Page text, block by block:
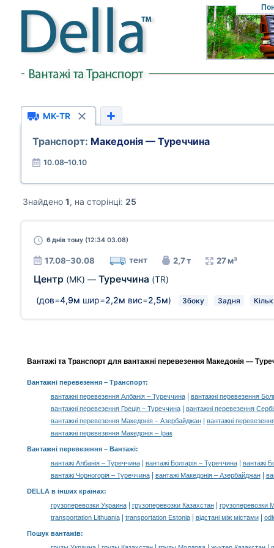
MK-TR
Транспорт: Македонія — Туреччина
10.08–10.10
Знайдено 1, на сторінці: 25
6 днів тому (12:34 03.08)
17.08–30.08 тент 2,7 т 27 м³
Центр (MK) — Туреччина (TR)
(дов=4,9м шир=2,2м вис=2,5м) Збоку Задня
Вантажі та Транспорт для вантажні перевезення Македонія —
Вантажні перевезення– Транспорт:
вантажні перевезення Албанія – Туреччина|
вантажні перевезення
вантажні перевезення Греція – Туреччина|
вантажні перевезення
вантажні перевезення Македонія – Азербайджан|
вантажні
вантажні перевезення Македонія – Ірак
Вантажні перевезення – Вантажі:
вантажі Албанія – Туреччина| вантажі Болгарія – Туреччина|
вантажі
вантажі Чорногорія – Туреччина| вантажі Македонія – Азербайджан|
DELLA в інших країнах:
грузоперевозки Украина| грузоперевозки Казахстан|
грузоперевозки
transportation Lithuania| transportation Estonia| відстані між містами|
Пошук вантажів: